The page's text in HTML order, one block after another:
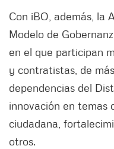
Con iBO, además, la
Modelo de
en el que participan
y contratistas, de
dependencias del
innovación en temas
ciudadana,
otros.